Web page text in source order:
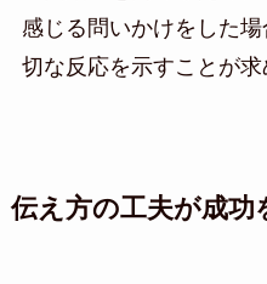
感じる問いかけをした
切な反応を示すことが求
伝え方の工夫が成功